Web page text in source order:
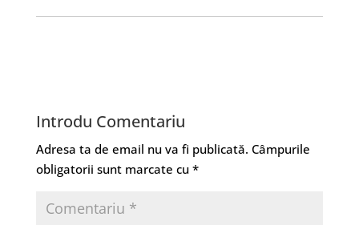
Introdu Comentariu
Adresa ta de email nu va fi publicată. Câmpurile
obligatorii sunt marcate cu *